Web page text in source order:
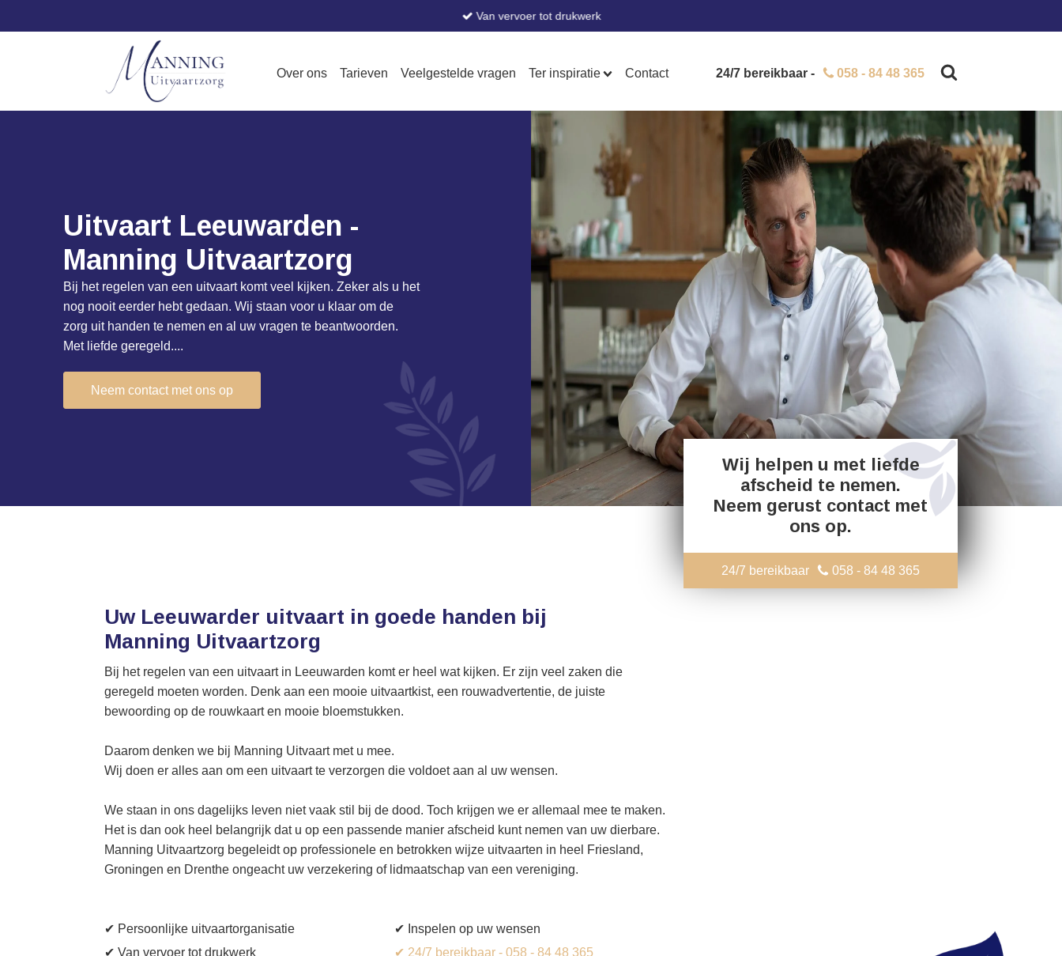
Van vervoer tot drukwerk
Over ons Tarieven Veelgestelde vragen Ter inspiratie Contact 24/7 bereikbaar - 058 - 84 48 365
Uitvaart Leeuwarden -
Manning Uitvaartzorg
Bij het regelen van een uitvaart komt veel kijken. Zeker als u het
nog nooit eerder hebt gedaan. Wij staan voor u klaar om de
zorg uit handen te nemen en al uw vragen te beantwoorden.
Met liefde geregeld....
Neem contact met ons op
Uw Leeuwarder uitvaart in goede handen bij
Manning Uitvaartzorg
Bij het regelen van een uitvaart in Leeuwarden komt er heel wat kijken. Er zijn veel zaken die
geregeld moeten worden. Denk aan een mooie uitvaartkist, een rouwadvertentie, de juiste
bewoording op de rouwkaart en mooie bloemstukken.
Daarom denken we bij Manning Uitvaart met u mee.
Wij doen er alles aan om een uitvaart te verzorgen die voldoet aan al uw wensen.
We staan in ons dagelijks leven niet vaak stil bij de dood. Toch krijgen we er allemaal mee te maken.
Het is dan ook heel belangrijk dat u op een passende manier afscheid kunt nemen van uw dierbare.
Manning Uitvaartzorg begeleidt op professionele en betrokken wijze uitvaarten in heel Friesland,
Groningen en Drenthe ongeacht uw verzekering of lidmaatschap van een vereniging.
✔ Persoonlijke uitvaartorganisatie
✔ Van vervoer tot drukwerk
✔ Inspelen op uw wensen
✔ 24/7 bereikbaar - 058 - 84 48 365
Wij helpen u met liefde
afscheid te nemen.
Neem gerust contact met
ons op.
24/7 bereikbaar 058 - 84 48 365